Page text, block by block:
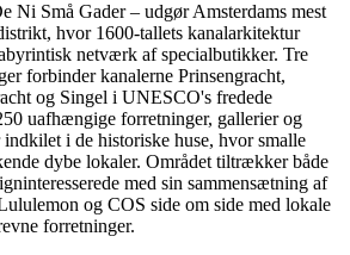
Ni Små Gader – udgør Amsterdams mest
hvor 1600-tallets kanalarkitektur
netværk af specialbutikker. Tre
forbinder kanalerne Prinsengracht,
og Singel i UNESCO's fredede
uafhængige forretninger, gallerier og
i de historiske huse, hvor smalle
dybe lokaler. Området tiltrækker både
med sin sammensætning af
og COS side om side med lokale
forretninger.